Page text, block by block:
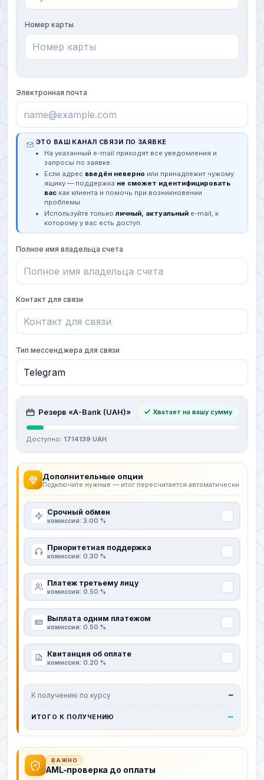
Номер карты
Электронная почта
ЭТО ВАШ КАНАЛ СВЯЗИ ПО ЗАЯВКЕ
На указанный e-mail приходят все уведомления и
запросы по заявке.
Если адрес введён неверно или принадлежит чужому
ящику — поддержка не сможет идентифицировать
вас как клиента и помочь при возникновении
проблемы.
Используйте тольколичный, актуальный e-mail, к
которому у вас есть доступ.
Полное имя владельца счета
Контакт для связи
Тип мессенджера для связи
Резерв «A-Bank (UAH)» Хватает на вашу сумму
Доступно: 1714139 UAH
Дополнительные опции
Подключите нужные — итог пересчитается автоматически
Срочный обмен
комиссия: 3.00 %
Приоритетная поддержка
комиссия: 0.30 %
Платеж третьему лицу
комиссия: 0.50 %
Выплата одним платежом
комиссия: 0.50 %
Квитанция об оплате
комиссия: 0.20 %
К получению по курсу —
ИТОГО К ПОЛУЧЕНИЮ —
ВАЖНО
AML-проверка до оплаты